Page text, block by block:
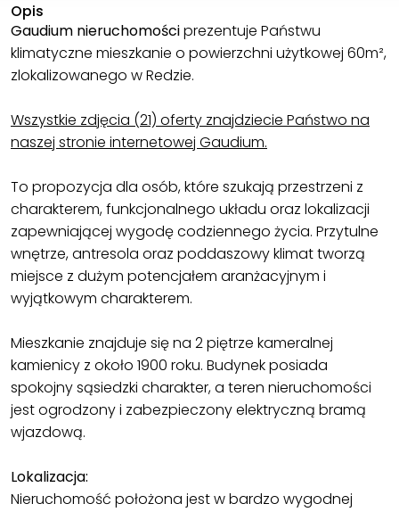
Opis
Gaudium nieruchomościprezentuje Państwu
klimatyczne mieszkanie o powierzchni użytkowej 60m²,
zlokalizowanego w Redzie.
Wszystkie zdjęcia (21) oferty znajdziecie Państwo na
naszej stronie internetowej Gaudium.
To propozycja dla osób, które szukają przestrzeni z
charakterem, funkcjonalnego układu oraz lokalizacji
zapewniającej wygodę codziennego życia. Przytulne
wnętrze, antresola oraz poddaszowy klimat tworzą
miejsce z dużym potencjałem aranżacyjnym i
wyjątkowym charakterem.
Mieszkanie znajduje się na 2 piętrze kameralnej
kamienicy z około 1900 roku. Budynek posiada
spokojny sąsiedzki charakter, a teren nieruchomości
jest ogrodzony i zabezpieczony elektryczną bramą
wjazdową.
Lokalizacja:
Nieruchomość położona jest w bardzo wygodnej